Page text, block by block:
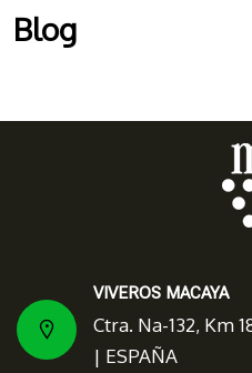
Blog
VIVEROS MACAYA
Ctra. Na-132, Km
| ESPAÑA